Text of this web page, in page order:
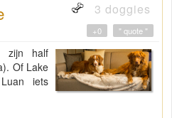
3 doggies
" quote "
+0
zijn half
Of Lake
iets